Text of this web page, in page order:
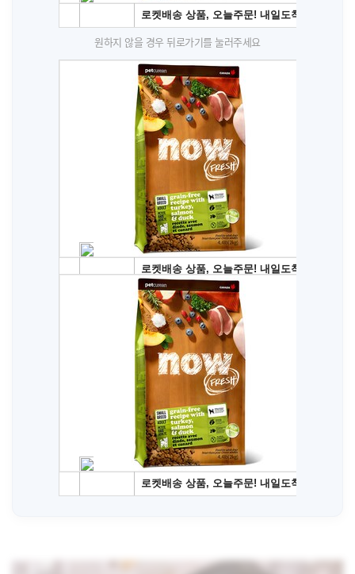
원하지 않을 경우 뒤로가기를 눌러주세요